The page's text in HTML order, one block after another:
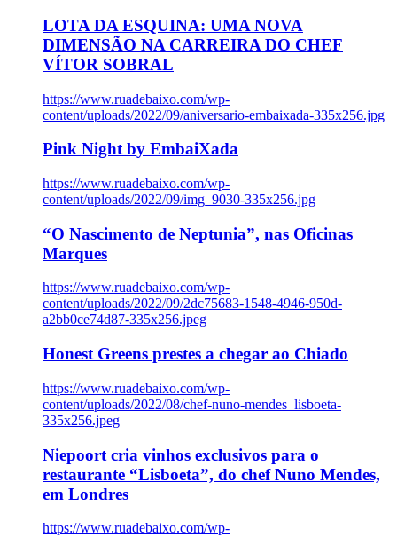
LOTA DA ESQUINA: UMA NOVA
DIMENSÃO NA CARREIRA DO CHEF
VÍTOR SOBRAL
https://www.ruadebaixo.com/wp-
content/uploads/2022/09/aniversario-embaixada-335x256.jpg
Pink Night by EmbaiXada
https://www.ruadebaixo.com/wp-
content/uploads/2022/09/img_9030-335x256.jpg
“O Nascimento de Neptunia”, nas Oficinas
Marques
https://www.ruadebaixo.com/wp-
content/uploads/2022/09/2dc75683-1548-4946-950d-
a2bb0ce74d87-335x256.jpeg
Honest Greens prestes a chegar ao Chiado
https://www.ruadebaixo.com/wp-
content/uploads/2022/08/chef-nuno-mendes_lisboeta-
335x256.jpeg
Niepoort cria vinhos exclusivos para o
restaurante “Lisboeta”, do chef Nuno Mendes,
em Londres
https://www.ruadebaixo.com/wp-